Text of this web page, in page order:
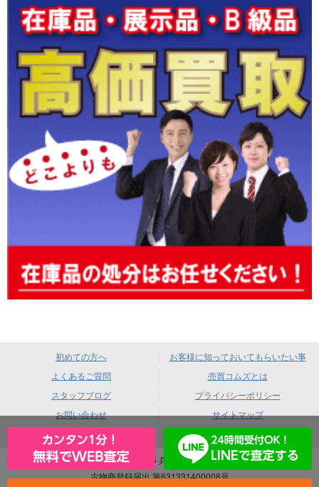
初めての方へ
お客様に知っておいてもらいたい事
よくあるご質問
売買コムズとは
スタッフブログ
プライバシーポリシー
お問い合わせ
サイトマップ
売買コムズ 〒660-0085 兵庫県尼崎市元浜町4-88
古物商登録届出 第631331400008号